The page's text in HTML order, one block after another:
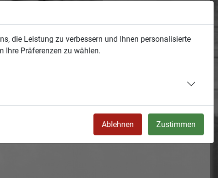
die Leistung zu verbessern und Ihnen personalisierte
Ihre Präferenzen zu wählen.
Ablehnen Zustimmen